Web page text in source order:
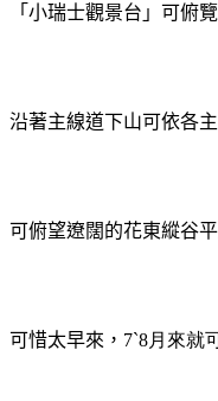
「小瑞士觀景台」可俯
沿著主線道下山可依各
可俯望遼闊的花東縱谷
可惜太早來， 7`8月來就